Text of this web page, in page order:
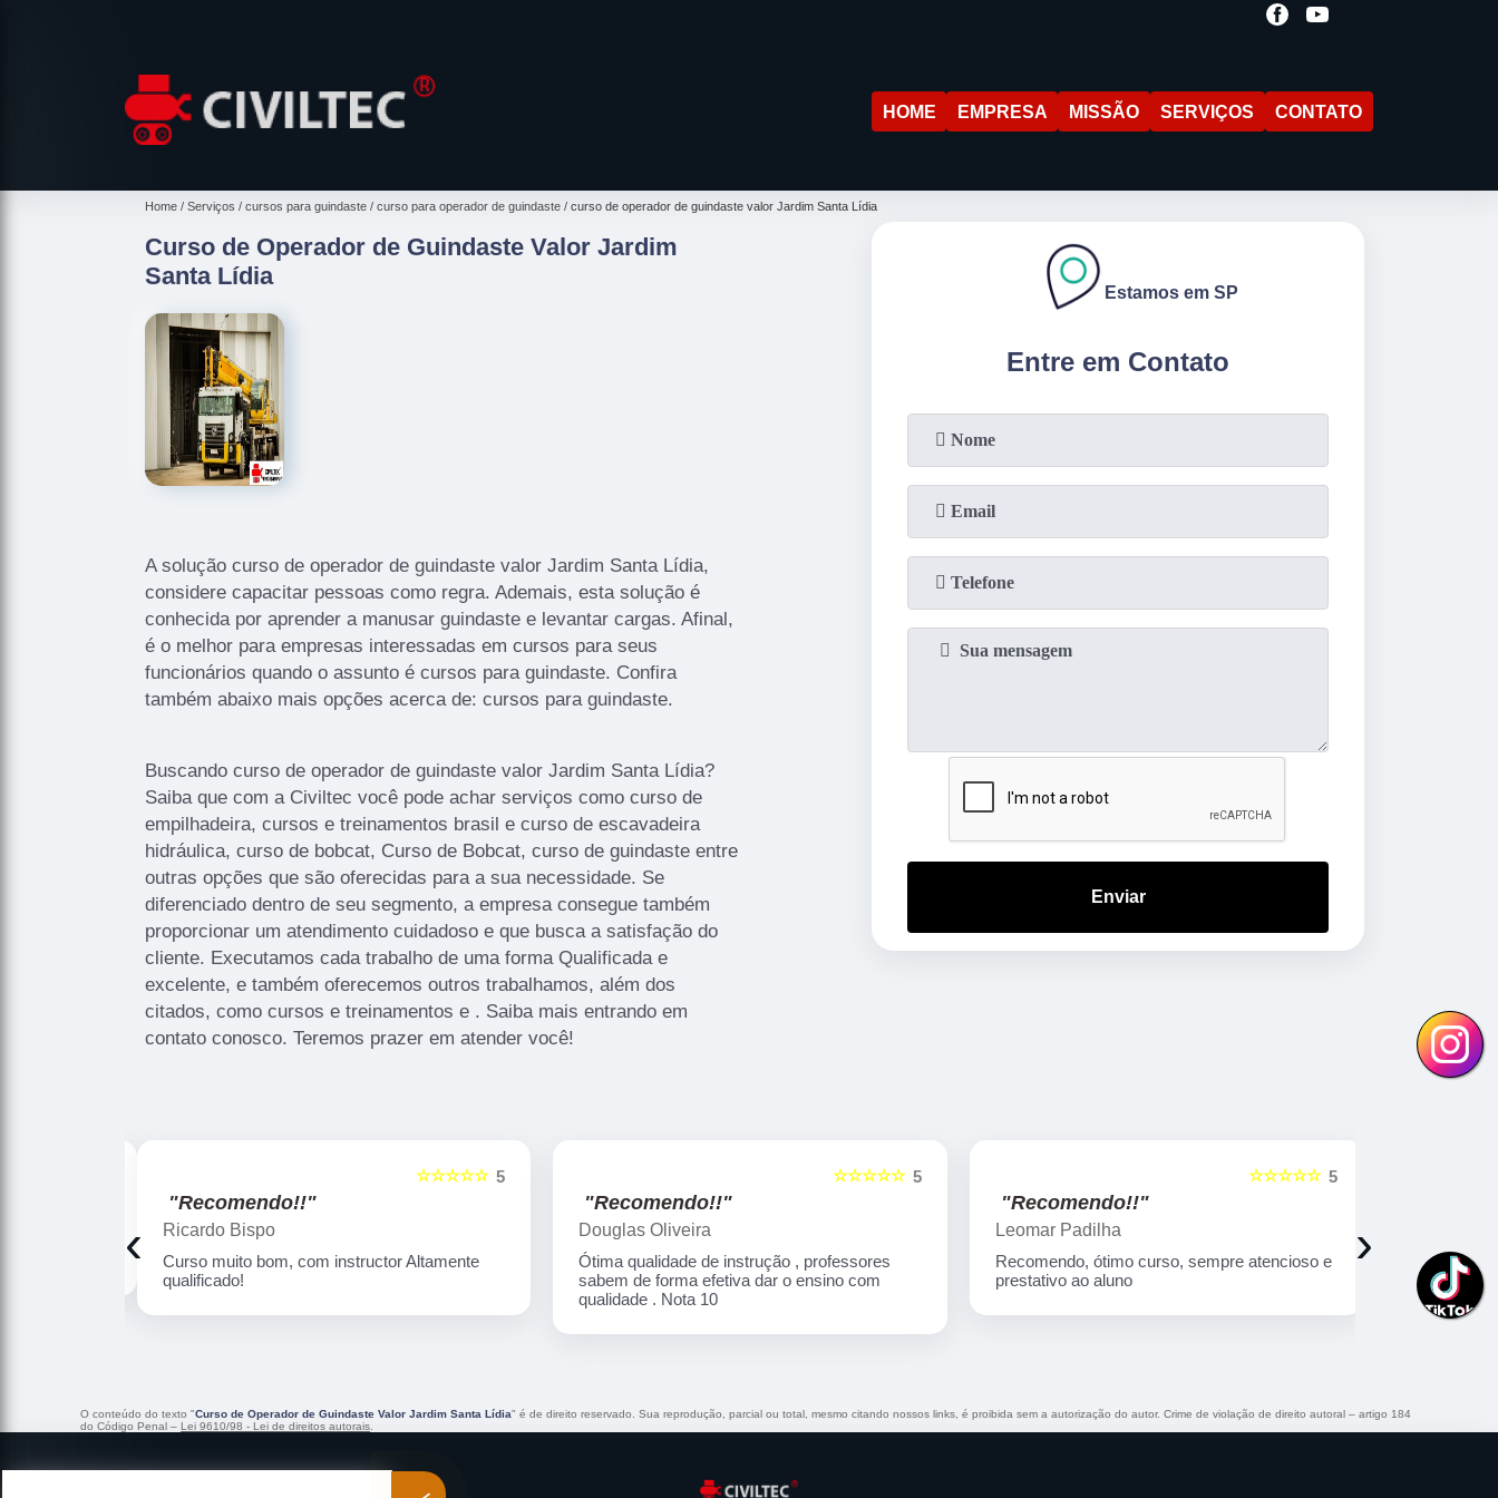
HOME EMPRESA MISSÃO SERVIÇOS CONTATO
Home Serviços cursos para guindaste curso para operador de guindaste curso de operador de guindaste valor Jardim Santa Lídia
Curso de Operador de Guindaste Valor Jardim
Santa Lídia
A solução curso de operador de guindaste valor Jardim Santa Lídia,
considere capacitar pessoas como regra. Ademais, esta solução é
conhecida por aprender a manusar guindaste e levantar cargas. Afinal,
é o melhor para empresas interessadas em cursos para seus
funcionários quando o assunto é cursos para guindaste. Confira
também abaixo mais opções acerca de: cursos para guindaste.
Buscando curso de operador de guindaste valor Jardim Santa Lídia?
Saiba que com a Civiltec você pode achar serviços como curso de
empilhadeira, cursos e treinamentos brasil e curso de escavadeira
hidráulica, curso de bobcat, Curso de Bobcat, curso de guindaste entre
outras opções que são oferecidas para a sua necessidade. Se
diferenciado dentro de seu segmento, a empresa consegue também
proporcionar um atendimento cuidadoso e que busca a satisfação do
cliente. Executamos cada trabalho de uma forma Qualificada e
excelente, e também oferecemos outros trabalhamos, além dos
citados, como cursos e treinamentos e . Saiba mais entrando em
contato conosco. Teremos prazer em atender você!
Entre em Contato
Estamos em SP
Enviar
5
☆☆☆☆☆
"Recomendo!!"
Douglas Oliveira
Ótima qualidade de instrução , professores
sabem de forma efetiva dar o ensino com
5
☆☆☆☆☆
"Recomendo!!"
Leomar Padilha
Recomendo, ótimo curso, sempre atencioso e
prestativo ao aluno
5
☆☆☆☆☆
"Recomendo!!"
tiago lopes
Curso top super indico
Curso
qualificado!
‹ ›
O conteúdo do texto "Curso de Operador de Guindaste Valor Jardim Santa Lídia" é de direito reservado. Sua reprodução, parcial ou total, mesmo citando nossos links, é proibida sem a autorização do autor. Crime de violação de direito autoral – artigo 184
do Código Penal – Lei 9610/98 - Lei de direitos autorais